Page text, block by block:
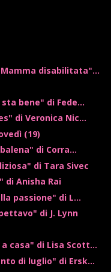
disabilitata"...
bene" di Fede...
di Veronica Nic...
(19)
di Corra...
di Tara Sivec
di Anisha Rai
passione" di L...
di J. Lynn
casa" di Lisa Scott...
di luglio" di Ersk...